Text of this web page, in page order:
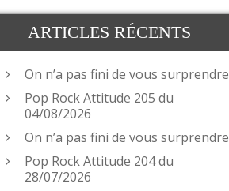
ARTICLES RÉCENTS
On n’a pas fini de vous surprendre
Pop Rock Attitude 205 du
04/08/2026
On n’a pas fini de vous surprendre
Pop Rock Attitude 204 du
28/07/2026